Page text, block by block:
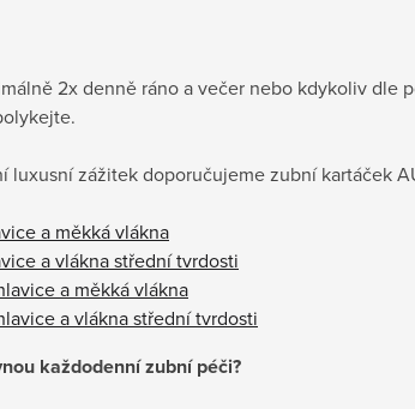
2x denně ráno a večer nebo kdykoliv dle
luxusní zážitek doporučujeme zubní kartáček
a měkká vlákna
a vlákna střední tvrdosti
a měkká vlákna
a vlákna střední tvrdosti
každodenní zubní péči?